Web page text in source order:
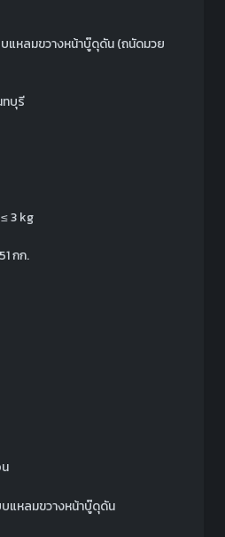
แหลมขวางหน้าบู๊ดุดัน (ถนัดมวย
ทบุรี
≤ 3 kg
กก.
แหลมขวางหน้าบู๊ดุดัน